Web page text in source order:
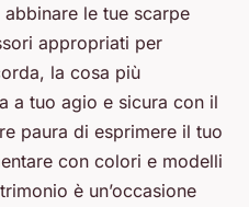
le tue scarpe
appropriati per
la cosa più
a tuo agio e sicura con il
paura di esprimere il tuo
con colori e modelli
è un’occasione